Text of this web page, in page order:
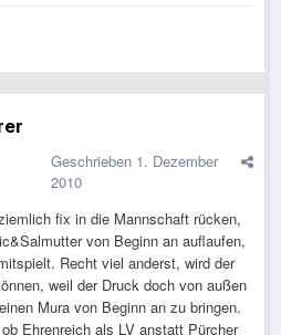
Geschrieben 1. Dezember
2010
fix in die Mannschaft rücken,
von Beginn an auflaufen,
Recht viel anderst, wird der
weil der Druck doch von außen
Mura von Beginn an zu bringen.
Ehrenreich als LV anstatt Pürcher